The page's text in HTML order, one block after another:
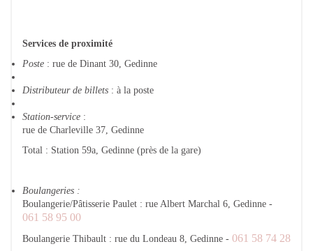
Services de proximité
Poste : rue de Dinant 30, Gedinne
Distributeur de billets : à la poste
Station-service :
rue de Charleville 37, Gedinne
Total : Station 59a, Gedinne (près de la gare)
Boulangeries :
Boulangerie/Pâtisserie Paulet : rue Albert Marchal 6, Gedinne -
061 58 95 00
Boulangerie Thibault : rue du Londeau 8, Gedinne - 061 58 74 28